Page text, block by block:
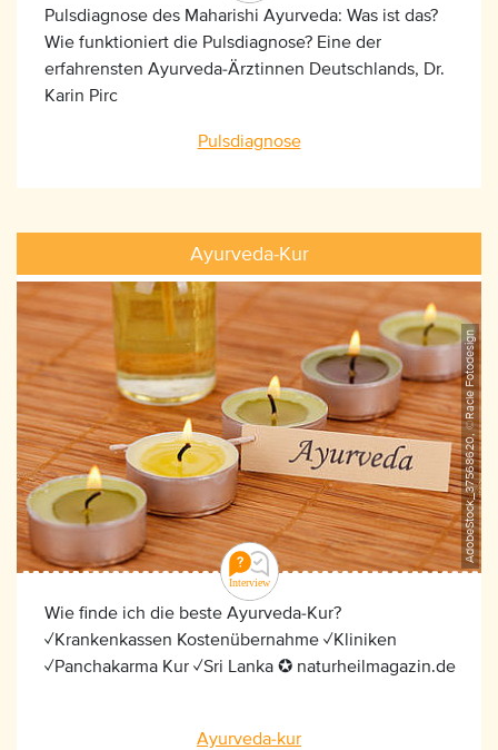
Pulsdiagnose des Maharishi Ayurveda: Was ist das?
Wie funktioniert die Pulsdiagnose? Eine der
erfahrensten Ayurveda-Ärztinnen Deutschlands, Dr.
Karin Pirc
Pulsdiagnose
Ayurveda-Kur
AdobeStock_37568620, ©Racle Fotodesign
Wie finde ich die beste Ayurveda-Kur?
✓Krankenkassen Kostenübernahme ✓Kliniken
✓Panchakarma Kur ✓Sri Lanka ✪ naturheilmagazin.de
Ayurveda-kur